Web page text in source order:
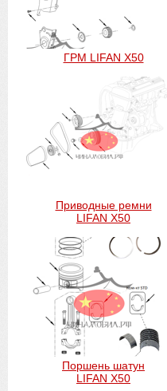
ГРМ LIFAN X50
Приводные ремни
LIFAN X50
Поршень шатун
LIFAN X50